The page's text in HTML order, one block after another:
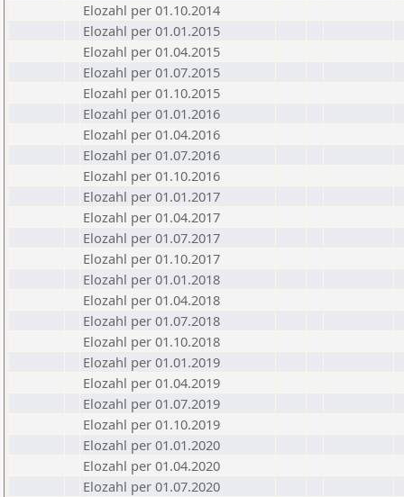
Elozahl per 01.10.2014
Elozahl per 01.01.2015
Elozahl per 01.04.2015
Elozahl per 01.07.2015
Elozahl per 01.10.2015
Elozahl per 01.01.2016
Elozahl per 01.04.2016
Elozahl per 01.07.2016
Elozahl per 01.10.2016
Elozahl per 01.01.2017
Elozahl per 01.04.2017
Elozahl per 01.07.2017
Elozahl per 01.10.2017
Elozahl per 01.01.2018
Elozahl per 01.04.2018
Elozahl per 01.07.2018
Elozahl per 01.10.2018
Elozahl per 01.01.2019
Elozahl per 01.04.2019
Elozahl per 01.07.2019
Elozahl per 01.10.2019
Elozahl per 01.01.2020
Elozahl per 01.04.2020
Elozahl per 01.07.2020